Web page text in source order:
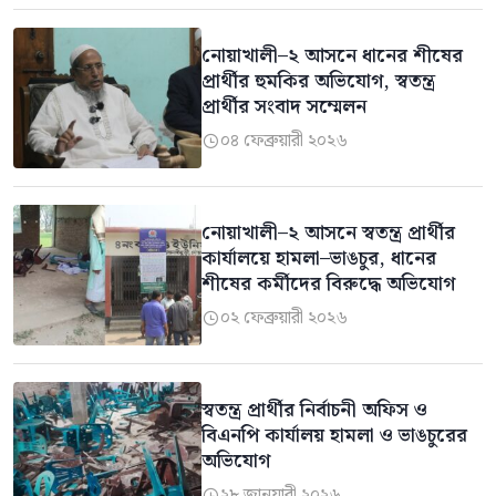
নোয়াখালী–২ আসনে ধানের শীষের
প্রার্থীর হুমকির অভিযোগ, স্বতন্ত্র
প্রার্থীর সংবাদ সম্মেলন
০৪ ফেব্রুয়ারী ২০২৬
নোয়াখালী–২ আসনে স্বতন্ত্র প্রার্থীর
কার্যালয়ে হামলা–ভাঙচুর, ধানের
শীষের কর্মীদের বিরুদ্ধে অভিযোগ
০২ ফেব্রুয়ারী ২০২৬
স্বতন্ত্র প্রার্থীর নির্বাচনী অফিস ও
বিএনপি কার্যালয় হামলা ও ভাঙচুরের
অভিযোগ